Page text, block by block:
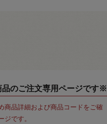
のご注文専用ページです※
商品詳細および商品コードをご確
です。